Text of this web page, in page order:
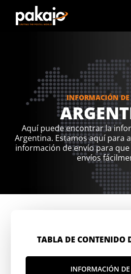
INFORMACIÓN
Aquí puede encontrar la
Argentina. Estamos aquí para
información de envío para
envíos
TABLA DE CONTENIDO
INFORMACIÓN